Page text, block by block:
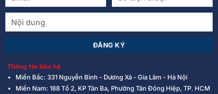
Thông tin liên hệ
Miền Bắc: 331 Nguyễn Bình - Dương Xá - Gia Lâm - Hà Nội
Miền Nam: 188 Tổ 2, KP Tân Ba, Phường Tân Đông Hiệp, TP. HCM